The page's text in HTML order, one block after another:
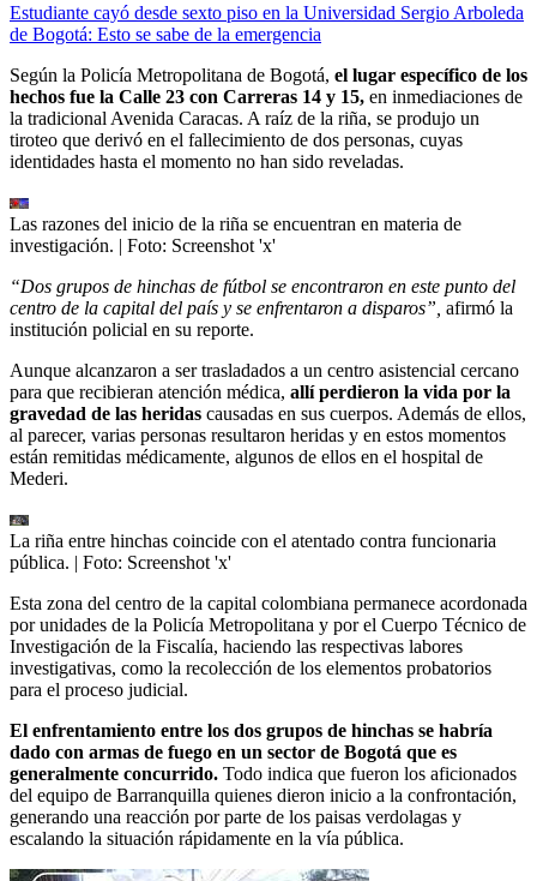
Estudiante cayó desde sexto piso en la Universidad Sergio Arboleda
de Bogotá: Esto se sabe de la emergencia
Según la Policía Metropolitana de Bogotá, el lugar específico de los
hechos fue la Calle 23 con Carreras 14 y 15, en inmediaciones de
la tradicional Avenida Caracas. A raíz de la riña, se produjo un
tiroteo que derivó en el fallecimiento de dos personas, cuyas
identidades hasta el momento no han sido reveladas.
Las razones del inicio de la riña se encuentran en materia de
investigación. | Foto: Screenshot 'x'
“Dos grupos de hinchas de fútbol se encontraron en este punto del
centro de la capital del país y se enfrentaron a disparos”, afirmó la
institución policial en su reporte.
Aunque alcanzaron a ser trasladados a un centro asistencial cercano
para que recibieran atención médica, allí perdieron la vida por la
gravedad de las heridas causadas en sus cuerpos. Además de ellos,
al parecer, varias personas resultaron heridas y en estos momentos
están remitidas médicamente, algunos de ellos en el hospital de
Mederi.
La riña entre hinchas coincide con el atentado contra funcionaria
pública. | Foto: Screenshot 'x'
Esta zona del centro de la capital colombiana permanece acordonada
por unidades de la Policía Metropolitana y por el Cuerpo Técnico de
Investigación de la Fiscalía, haciendo las respectivas labores
investigativas, como la recolección de los elementos probatorios
para el proceso judicial.
El enfrentamiento entre los dos grupos de hinchas se habría
dado con armas de fuego en un sector de Bogotá que es
generalmente concurrido. Todo indica que fueron los aficionados
del equipo de Barranquilla quienes dieron inicio a la confrontación,
generando una reacción por parte de los paisas verdolagas y
escalando la situación rápidamente en la vía pública.